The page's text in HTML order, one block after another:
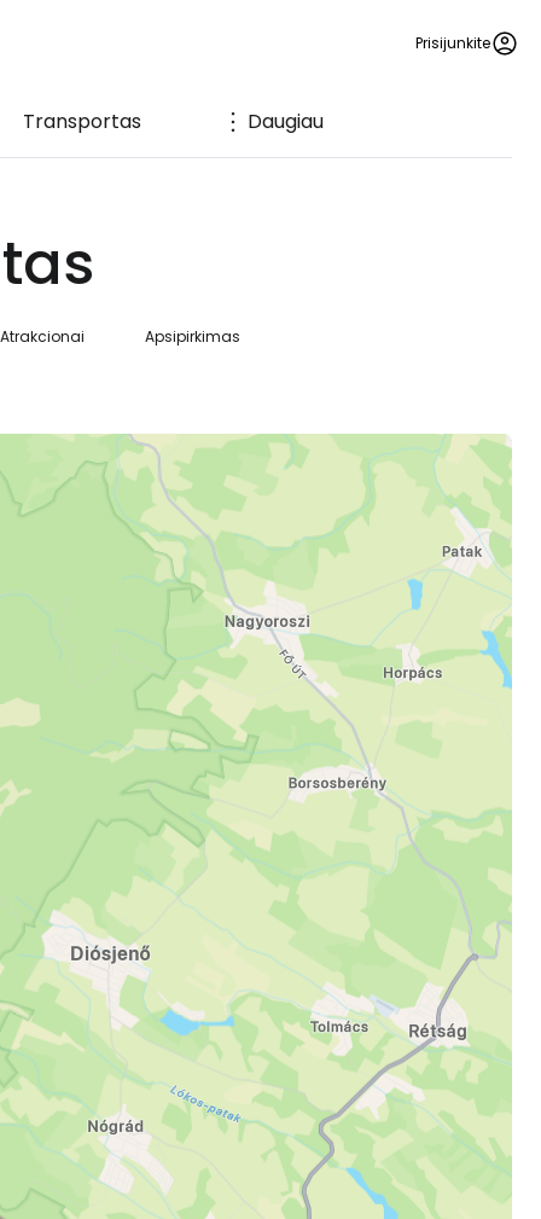
Prisijunkite
Transportas Daugiau
Atrakcionai Apsipirkimas